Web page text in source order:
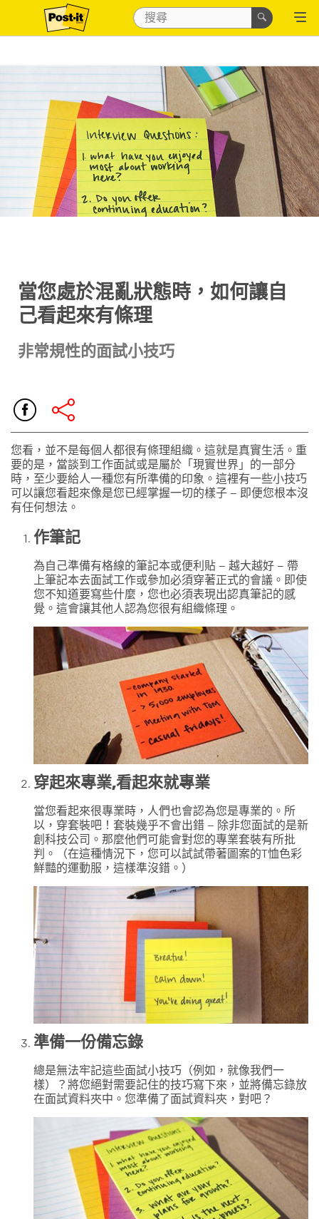
當您處於混亂狀態時，如何讓自
己看起來有條理
非常規性的面試小技巧
您看，並不是每個人都很有條理組織。這就是真實生活。重
要的是，當談到工作面試或是屬於「現實世界」的一部分
時，至少要給人一種您有所準備的印象。這裡有一些小技巧
可以讓您看起來像是您已經掌握一切的樣子 – 即便您根本沒
有任何想法。
作筆記
為自己準備有格線的筆記本或便利貼 – 越大越好 – 帶
上筆記本去面試工作或參加必須穿著正式的會議。即使
您不知道要寫些什麼，您也必須表現出認真筆記的感
覺。這會讓其他人認為您很有組織條理。
穿起來專業,看起來就專業
當您看起來很專業時，人們也會認為您是專業的。所
以，穿套裝吧！套裝幾乎不會出錯 – 除非您面試的是新
創科技公司。那麼他們可能會對您的專業套裝有所批
判。（在這種情況下，您可以試試帶著圖案的T恤色彩
鮮豔的運動服，這樣準沒錯。）
準備一份備忘錄
總是無法牢記這些面試小技巧（例如，就像我們一
樣）？將您絕對需要記住的技巧寫下來，並將備忘錄放
在面試資料夾中。您準備了面試資料夾，對吧？